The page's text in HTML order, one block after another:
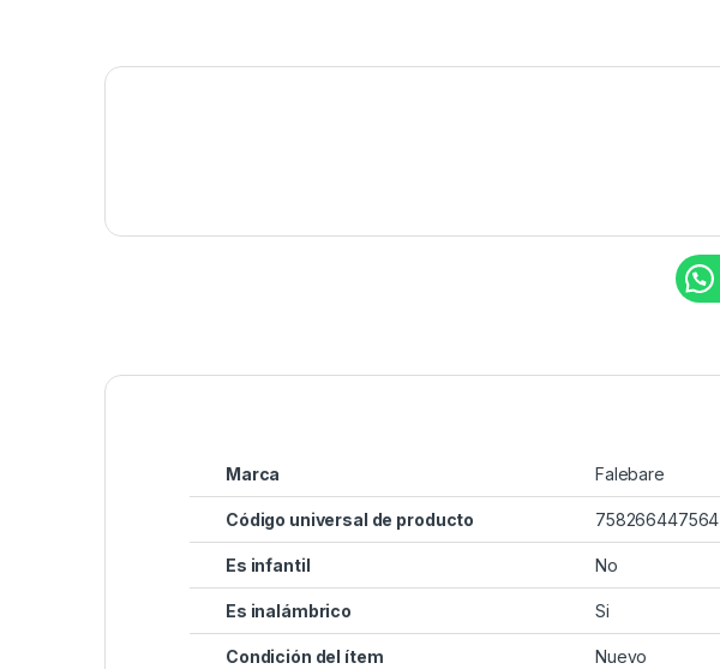
Marca Falebare
Código universal de producto 758266447564
Es infantil No
Es inalámbrico Si
Condición del ítem Nuevo